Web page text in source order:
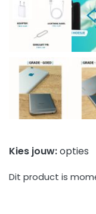
Kies jouw:opties
Dit product is